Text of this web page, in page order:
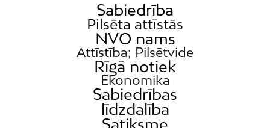
Sabiedrība
Pilsēta attīstās
NVO nams
Attīstība; Pilsētvide
Rīgā notiek
Ekonomika
Sabiedrības
līdzdalība